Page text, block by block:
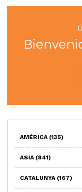
AMÉRICA (135)
ASIA (841)
CATALUNYA (167)